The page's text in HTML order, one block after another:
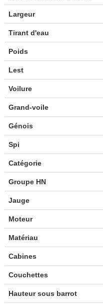
Largeur
Tirant d'eau
Poids
Lest
Voilure
Grand-voile
Génois
Spi
Catégorie
Groupe HN
Jauge
Moteur
Matériau
Cabines
Couchettes
Hauteur sous barrot